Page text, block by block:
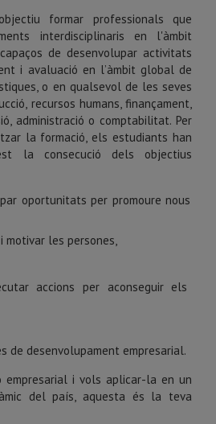
formar professionals que
interdisciplinaris en l'àmbit
de desenvolupar activitats
i avaluació en l’àmbit global de
o en qualsevol de les seves
recursos humans, finançament,
administració o comptabilitat. Per
la formació, els estudiants han
la consecució dels objectius
oportunitats per promoure nous
motivar les persones,
accions per aconseguir els
de desenvolupament empresarial.
empresarial i vols aplicar-la en un
del país, aquesta és la teva